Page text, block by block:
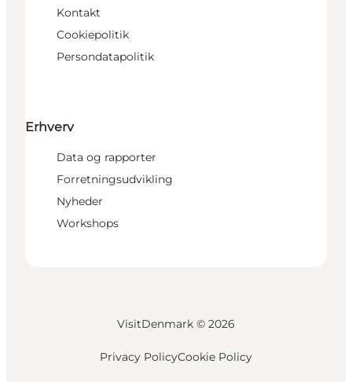
Kontakt
Cookiepolitik
Persondatapolitik
Erhverv
Data og rapporter
Forretningsudvikling
Nyheder
Workshops
VisitDenmark © 2026
Privacy PolicyCookie Policy